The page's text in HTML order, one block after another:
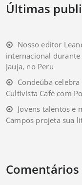
Últimas
Nosso editor
internacional
Jauja, no Peru
Condeúba
Cultivista Café com
Jovens talentos e
Campos projeta sua
Comentários